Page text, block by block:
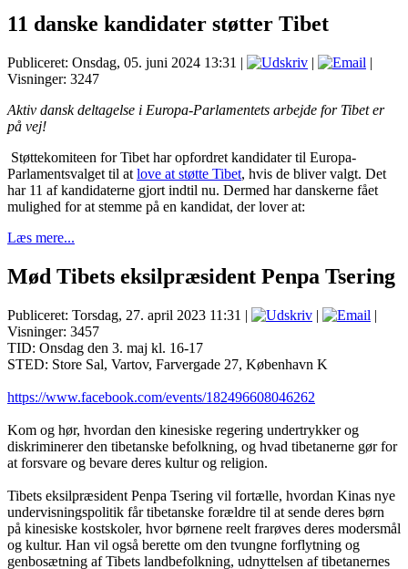
11 danske kandidater støtter Tibet
Publiceret: Onsdag, 05. juni 2024 13:31 | |
|
Visninger: 3247
Aktiv dansk deltagelse i Europa-Parlamentets arbejde for Tibet er
på vej!
Støttekomiteen for Tibet har opfordret kandidater til Europa-
Parlamentsvalget til at love at støtte Tibet, hvis de bliver valgt. Det
har 11 af kandidaterne gjort indtil nu. Dermed har danskerne fået
mulighed for at stemme på en kandidat, der lover at:
Læs mere...
Mød Tibets eksilpræsident Penpa Tsering
Publiceret: Torsdag, 27. april 2023 11:31 | |
|
Visninger: 3457
TID: Onsdag den 3. maj kl. 16-17
STED: Store Sal, Vartov, Farvergade 27, København K
https://www.facebook.com/events/182496608046262
Kom og hør, hvordan den kinesiske regering undertrykker og
diskriminerer den tibetanske befolkning, og hvad tibetanerne gør for
at forsvare og bevare deres kultur og religion.
Tibets eksilpræsident Penpa Tsering vil fortælle, hvordan Kinas nye
undervisningspolitik får tibetanske forældre til at sende deres børn
på kinesiske kostskoler, hvor børnene reelt frarøves deres modersmål
og kultur. Han vil også berette om den tvungne forflytning og
genbosætning af Tibets landbefolkning, udnyttelsen af tibetanernes